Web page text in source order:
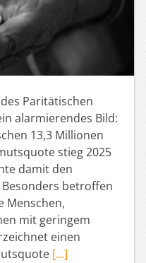
Paritätischen
alarmierendes Bild:
13,3 Millionen
stieg 2025
damit den
betroffen
Menschen,
mit geringem
einen
[…]